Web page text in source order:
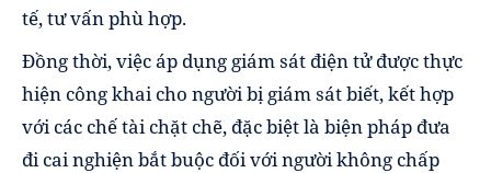
tế, tư vấn phù hợp.
Đồng thời, việc áp dụng giám sát điện tử được thực
hiện công khai cho người bị giám sát biết, kết hợp
với các chế tài chặt chẽ, đặc biệt là biện pháp đưa
đi cai nghiện bắt buộc đối với người không chấp